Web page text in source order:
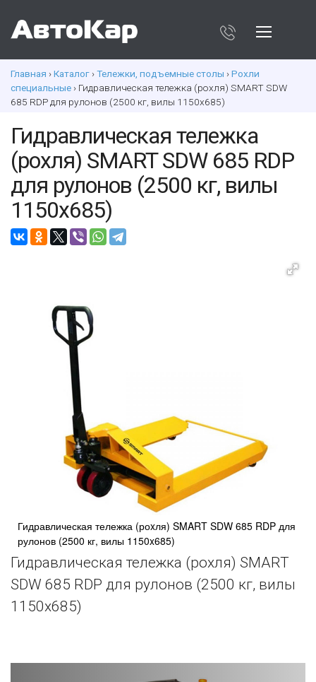
Главная ›Каталог ›Тележки, подъемные столы ›Рохли
специальные › Гидравлическая тележка (роxля) SMART SDW
685 RDP для рулонов (2500 кг, вилы 1150x685)
Гидравлическая тележка
(роxля) SMART SDW 685 RDP
для рулонов (2500 кг, вилы
1150x685)
Гидравлическая тележка (роxля) SMART SDW 685 RDP для
рулонов (2500 кг, вилы 1150x685)
Гидравлическая тележка (роxля) SMART
SDW 685 RDP для рулонов (2500 кг, вилы
1150x685)